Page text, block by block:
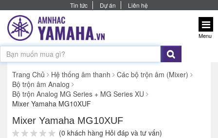
Tin tức Dự án Liên hệ
Menu
Trang Chủ Hệ thống âm thanh
Các bộ trộn âm (Mixer)
Bộ trộn âm Analog
Bộ trộn Analog MG Series + MG Series XU
Mixer Yamaha MG10XUF
Mixer Yamaha MG10XUF
(0 khách hàng Hỏi đáp và tư vấn)